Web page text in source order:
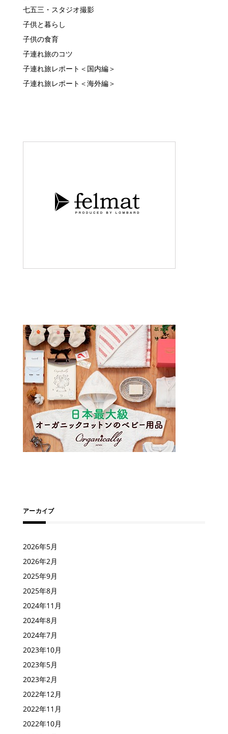
おすすめ絵本
七五三・スタジオ撮影
子供と暮らし
子供の食育
子連れ旅のコツ
子連れ旅レポート＜国内編＞
2026年5月
2026年2月
2025年9月
2025年8月
2024年11月
2024年8月
2024年7月
2023年10月
2023年5月
2023年2月
2022年12月
2022年11月